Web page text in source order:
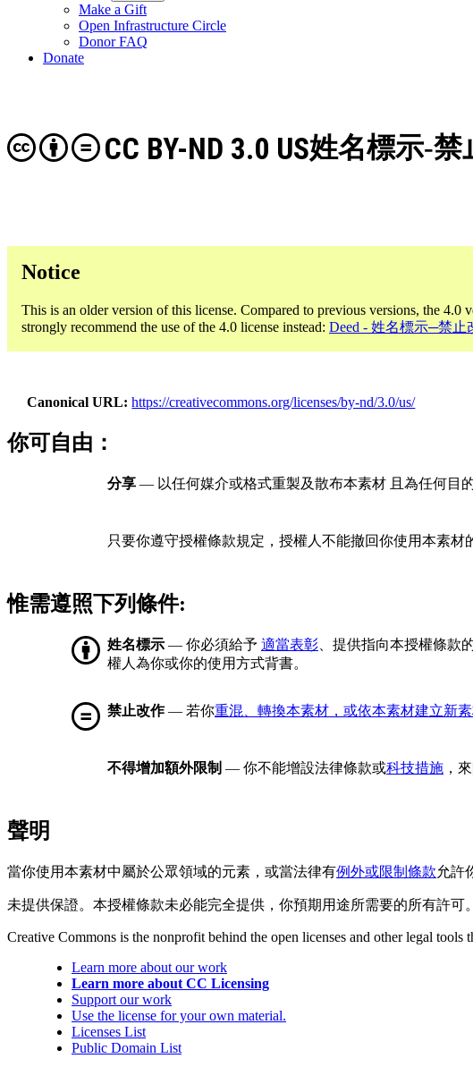
Make a Gift
Open Infrastructure Circle
Donor FAQ
Donate
姓名標示-禁
CC BY-ND 3.0 US
Notice
This is an older version of this license. Compared to previous versions, the 4.0
strongly recommend the use of the 4.0 license instead: Deed - 姓名標示─禁止
Canonical URL https://creativecommons.org/licenses/by-nd/3.0/us/
你可自由：
分享 — 以任何媒介或格式重製及散布本素材 且為任何目
只要你遵守授權條款規定，授權人不能撤回你使用本素材
惟需遵照下列條件:
姓名標示 — 你必須給予 適當表彰 、提供指向本授權條款
權人為你或你的使用方式背書。
禁止改作— 若你重混、轉換本素材，或依本素材建立新
不得增加額外限制 — 你不能增設法律條款或科技措施 ，
聲明
當你使用本素材中屬於公眾領域的元素，或當法律有例外或限制條款允許
未提供保證。本授權條款未必能完全提供，你預期用途所需要的所有許可
Creative Commons is the nonprofit behind the open licenses and other legal
Learn more about our work
Learn more about CC Licensing
Support our work
Use the license for your own material.
Licenses List
Public Domain List